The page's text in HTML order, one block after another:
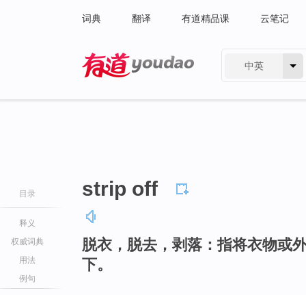
词典 翻译 有道精品课 云笔记
中英
目录
释义
权威词典
用法
例句
strip off
脱衣，脱去，剥落：指将衣物或
下。